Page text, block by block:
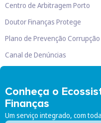
Conheça o
Finanças
Um serviço integrado, com
Centro de Arbitragem Porto
Doutor Finanças Protege
Plano de Prevenção Corrupção
Canal de Denúncias